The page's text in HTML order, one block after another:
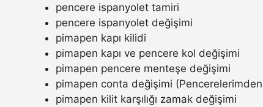
pencere ispanyolet tamiri
pencere ispanyolet değişimi
pimapen kapı kilidi
pimapen kapı ve pencere kol değişimi
pimapen pencere menteşe değişimi
pimapen conta değişimi
pimapen kilit karşılığı zamak değişimi